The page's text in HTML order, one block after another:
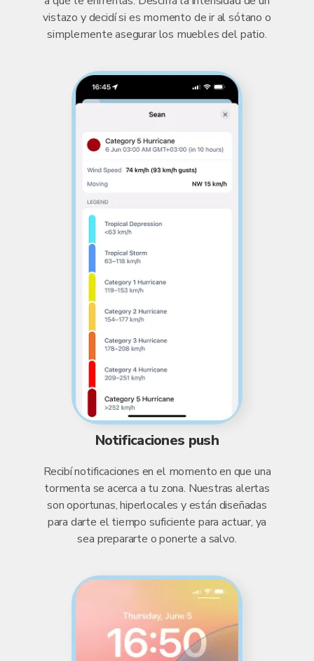
vistazo y decidí si es momento de ir al sótano o
simplemente asegurar los muebles del patio.
Notificaciones push
Recibí notificaciones en el momento en que una
tormenta se acerca a tu zona. Nuestras alertas
son oportunas, hiperlocales y están diseñadas
para darte el tiempo suficiente para actuar, ya
sea prepararte o ponerte a salvo.